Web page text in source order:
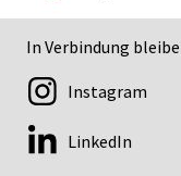
In Verbindung
Instagram
LinkedIn